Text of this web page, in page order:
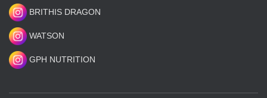
BRITHIS DRAGON
WATSON
GPH NUTRITION